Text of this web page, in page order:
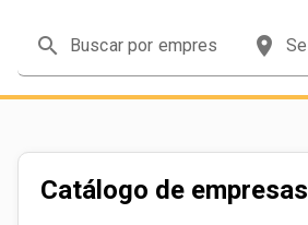
search place
Catálogo de empresas